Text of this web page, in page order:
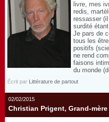
livre, mes
redis,
ressasser
surdité
Je pars de
tous les
positifs
ne rend
faisons
du monde
Écrit par Littérature de partout
02/02/2015
Christian Prigent, Grand-